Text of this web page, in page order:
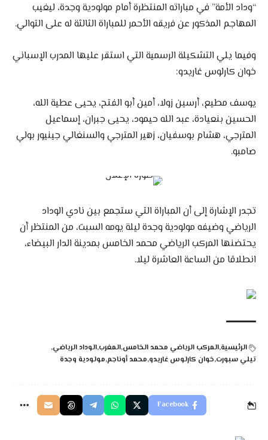
“وداد الأمة” في مباراته المنتظرة أمام مولودية وجدة، ليغيب
المهاجم المذكور عن فريقه الأحمر للمباراة الثالثة له على التوالي.
وفيما يلي التشكيلة الرسمية التي استقر عليها المدرب الإسباني
خوان كارلوس غاريدو:
يوسف مطيع، أرسين زولا، أمين أبو الفتح، يحيى عطية الله،
الحسين بنعيادة، عبد الله حيمود، يحيى جبران، إسماعيل
المترجي، هشام بوسفيان، زهير المترجي والسنغالي جينيور بولي
صامبو.
تجدر الإشارة إلى أن المباراة التي ستجمع بين نادي الوداد
الرياضي وضيفه مولودية وجدة ليلة يومه السبت، من المنتظر أن
يحتضنها المركب الرياضي محمد الخامس بمدينة الدار البيضاء،
انطلاقا من الساعة العاشرة ليلا.
الرئيسيةالمركب الرياضي محمد الخامسالمغربالوداد الرياضي
تيلي سبورتخوان كارلوس غاريدومحمد أوناجم مولودية وجدة
Facebook